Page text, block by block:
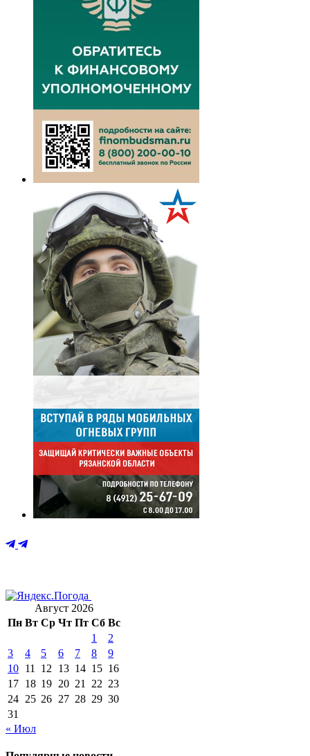
Август 2026
Пн Вт Ср Чт Пт Сб Вс
1
2
3
4 5 6 7 8
9
10 11 12 13 14 15 16
17 18 19 20 21 22 23
24 25 26 27 28 29 30
31
« Июл